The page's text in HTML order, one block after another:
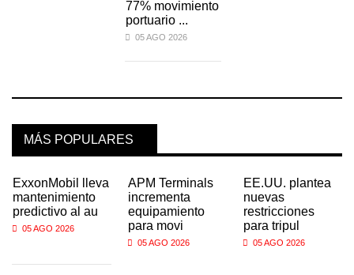
77% movimiento
portuario ...
05 AGO 2026
MÁS POPULARES
ExxonMobil lleva
mantenimiento
predictivo al au
05 AGO 2026
APM Terminals
incrementa
equipamiento
para movi
05 AGO 2026
EE.UU. plantea
nuevas
restricciones
para tripul
05 AGO 2026